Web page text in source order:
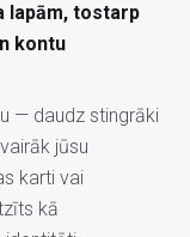
lapām, tostarp
kontu
— daudz stingrāki
jūsu
karti vai
kā